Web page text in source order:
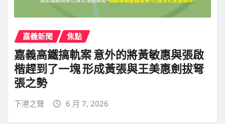
嘉義新聞 焦點
嘉義高鐵搞軌案 意外的將黃敏惠與張啟
楷趕到了一塊 形成黃張與王美惠劍拔弩
張之勢
下港之聲 6 月 7, 2026